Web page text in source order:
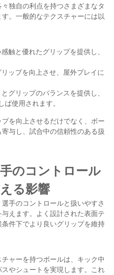
独自の利点を持つさまざまなタ
。一般的なテクスチャーには以
触と優れたグリップを提供し、
ップを向上させ、屋外プレイに
グリップのバランスを提供し、
使用されます。
を向上させるだけでなく、ボー
与し、試合中の信頼性のある扱
のコントロール
る影響
手のコントロールと扱いやすさ
えます。よく設計された表面テ
件下でより良いグリップを維持
ャーを持つボールは、キック中
やシュートを実現します。これ